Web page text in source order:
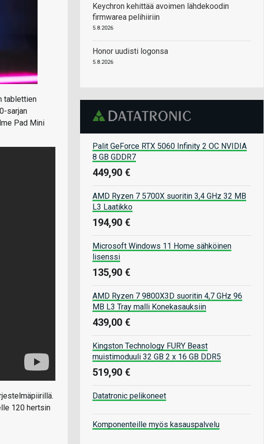
tablettien
sarjan
Pad Mini
120 hertsin
Keychron kehittää avoimen lähdekoodin
firmwarea pelihiiriin
5.8.2026
Honor uudisti logonsa
5.8.2026
Palit GeForce RTX 5060 Infinity 2 OC NVIDIA
8 GB GDDR7
449,90 €
AMD Ryzen 7 5700X suoritin 3,4 GHz 32 MB
L3 Laatikko
194,90 €
Microsoft Windows 11 Home sähköinen
lisenssi
135,90 €
AMD Ryzen 7 9800X3D suoritin 4,7 GHz 96
MB L3 Tray malli Konekasauksiin
439,00 €
Kingston Technology FURY Beast
muistimoduuli 32 GB 2 x 16 GB DDR5
519,90 €
Datatronic pelikoneet
Komponenteille myös kasauspalvelu